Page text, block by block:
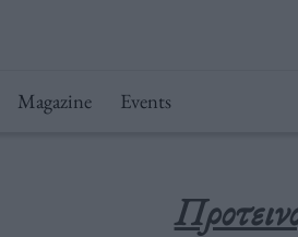
Magazine Events